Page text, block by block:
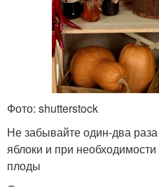
Фото: shutterstock
Не забывайте один-два
яблоки и при
плоды